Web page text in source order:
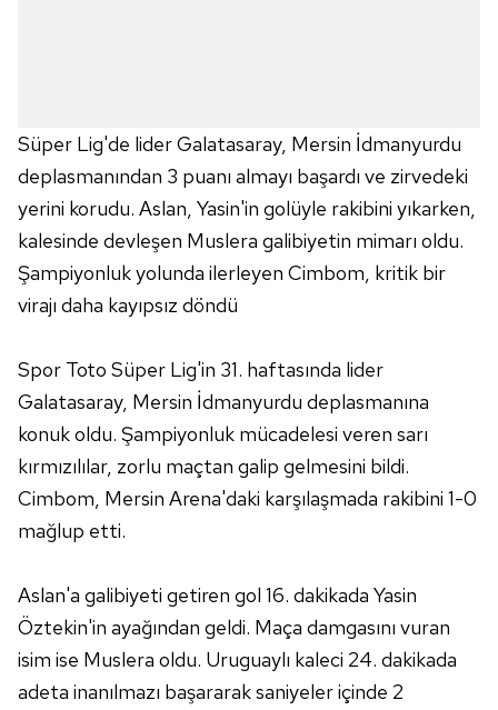
Süper Lig'de lider Galatasaray, Mersin İdmanyurdu
deplasmanından 3 puanı almayı başardı ve zirvedeki
yerini korudu. Aslan, Yasin'in golüyle rakibini yıkarken,
kalesinde devleşen Muslera galibiyetin mimarı oldu.
Şampiyonluk yolunda ilerleyen Cimbom, kritik bir
virajı daha kayıpsız döndü
Spor Toto Süper Lig'in 31. haftasında lider
Galatasaray, Mersin İdmanyurdu deplasmanına
konuk oldu. Şampiyonluk mücadelesi veren sarı
kırmızılılar, zorlu maçtan galip gelmesini bildi.
Cimbom, Mersin Arena'daki karşılaşmada rakibini 1-0
mağlup etti.
Aslan'a galibiyeti getiren gol 16. dakikada Yasin
Öztekin'in ayağından geldi. Maça damgasını vuran
isim ise Muslera oldu. Uruguaylı kaleci 24. dakikada
adeta inanılmazı başararak saniyeler içinde 2